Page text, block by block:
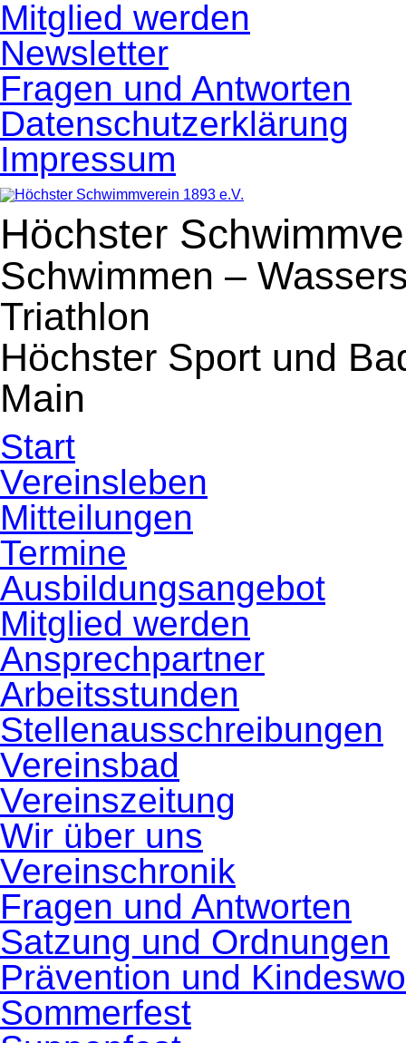
Navigation
überspringen
Mitglied werden
Newsletter
Fragen und Antworten
Datenschutzerklärung
Impressum
Höchster
Schwimmen –
Triathlon
Höchster Sport und
Main
Start
Vereinsleben
Mitteilungen
Termine
Ausbildungsangebot
Mitglied werden
Ansprechpartner
Arbeitsstunden
Stellenausschreibungen
Vereinsbad
Vereinszeitung
Wir über uns
Vereinschronik
Fragen und Antworten
Satzung und Ordnungen
Prävention und
Sommerfest